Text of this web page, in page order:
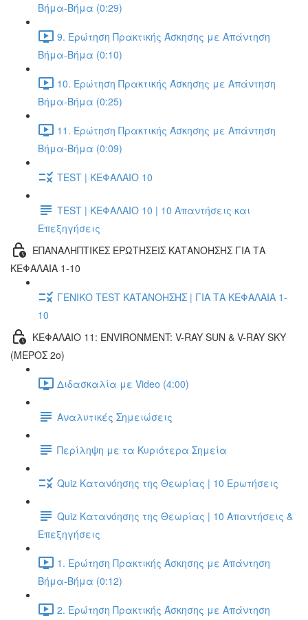
Βήμα-Βήμα (0:29)
9. Ερώτηση Πρακτικής Άσκησης με Απάντηση
Βήμα-Βήμα (0:10)
10. Ερώτηση Πρακτικής Άσκησης με Απάντηση
Βήμα-Βήμα (0:25)
11. Ερώτηση Πρακτικής Άσκησης με Απάντηση
Βήμα-Βήμα (0:09)
TEST | ΚΕΦΑΛΑΙΟ 10
TEST | ΚΕΦΑΛΑΙΟ 10 | 10 Απαντήσεις και
Επεξηγήσεις
ΕΠΑΝΑΛΗΠΤΙΚΕΣ ΕΡΩΤΗΣΕΙΣ ΚΑΤΑΝΟΗΣΗΣ ΓΙΑ ΤΑ
ΚΕΦΑΛΑΙΑ 1-10
ΓΕΝΙΚΟ TEST ΚΑΤΑΝΟΗΣΗΣ | ΓΙΑ ΤΑ ΚΕΦΑΛΑΙΑ 1-
10
ΚΕΦΑΛΑΙΟ 11: ENVIRONMENT: V-RAY SUN & V-RAY SKY
(ΜΕΡΟΣ 2ο)
Διδασκαλία με Video (4:00)
Αναλυτικές Σημειώσεις
Περίληψη με τα Κυριότερα Σημεία
Quiz Κατανόησης της Θεωρίας | 10 Ερωτήσεις
Quiz Κατανόησης της Θεωρίας | 10 Απαντήσεις &
Επεξηγήσεις
1. Ερώτηση Πρακτικής Άσκησης με Απάντηση
Βήμα-Βήμα (0:12)
2. Ερώτηση Πρακτικής Άσκησης με Απάντηση